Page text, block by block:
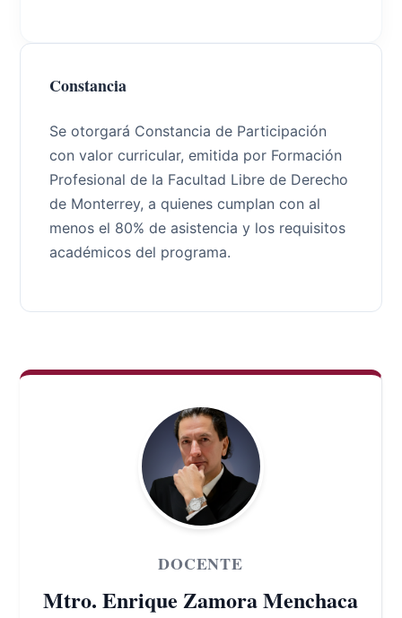
Constancia
Se otorgará Constancia de Participación
con valor curricular, emitida por Formación
Profesional de la Facultad Libre de Derecho
de Monterrey, a quienes cumplan con al
menos el 80% de asistencia y los requisitos
académicos del programa.
DOCENTE
Mtro. Enrique Zamora Menchaca